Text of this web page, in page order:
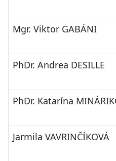
Mgr. Viktor GABÁNI
PhDr. Andrea DESILLE
PhDr. Katarína
Jarmila VAVRINČÍKOVÁ